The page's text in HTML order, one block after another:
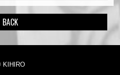
BACK
KIHIRO